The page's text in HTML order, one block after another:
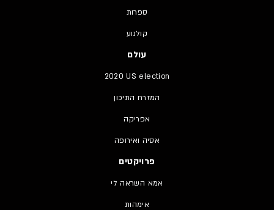
ספרות
קולנוע
עולם
2020 US election
המזרח התיכון
אפריקה
אסיה ואירופה
פרויקטים
אמא השראה לי
אימהות